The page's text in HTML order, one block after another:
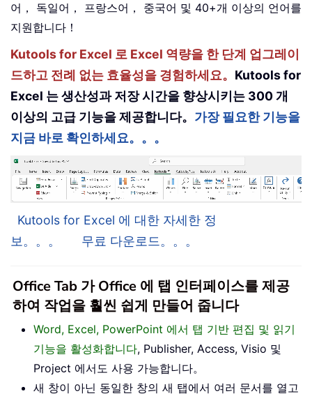
어， 독일어， 프랑스어， 중국어 및 40+개 이상의 언어를
지원합니다！
Kutools for Excel 로 Excel 역량을 한 단계 업그레이
드하고 전례 없는 효율성을 경험하세요。 Kutools for
Excel 는 생산성과 저장 시간을 향상시키는 300 개
이상의 고급 기능을 제공합니다。 가장 필요한 기능을
지금 바로 확인하세요。。。
Kutools for Excel 에 대한 자세한 정
보。。。
무료 다운로드。。。
Office Tab 가 Office 에 탭 인터페이스를 제공
하여 작업을 훨씬 쉽게 만들어 줍니다
Word, Excel, PowerPoint 에서 탭 기반 편집 및 읽기
기능을 활성화합니다, Publisher, Access, Visio 및
Project 에서도 사용 가능합니다。
새 창이 아닌 동일한 창의 새 탭에서 여러 문서를 열고